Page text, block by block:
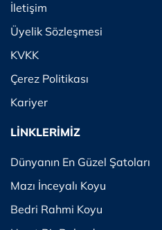
İletişim
Üyelik Sözleşmesi
KVKK
Çerez Politikası
Kariyer
LİNKLERİMİZ
Dünyanın En Güzel Şatoları
Mazı İnceyalı Koyu
Bedri Rahmi Koyu